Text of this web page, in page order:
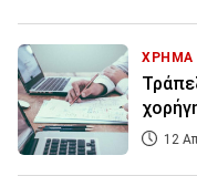
ΧΡΗΜΑ
12